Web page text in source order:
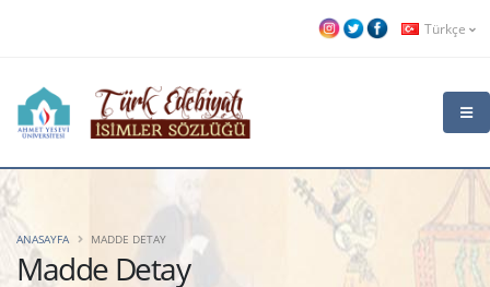
Türkçe
Madde Detay
ANASAYFA MADDE DETAY